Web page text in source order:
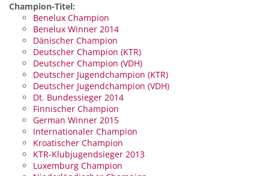
Champion-Titel:
Benelux Champion
Benelux Winner 2014
Dänischer Champion
Deutscher Champion (KTR)
Deutscher Champion (VDH)
Deutscher Jugendchampion (KTR)
Deutscher Jugendchampion (VDH)
Dt. Bundessieger 2014
Finnischer Champion
German Winner 2015
Internationaler Champion
Kroatischer Champion
KTR-Klubjugendsieger 2013
Luxemburg Champion